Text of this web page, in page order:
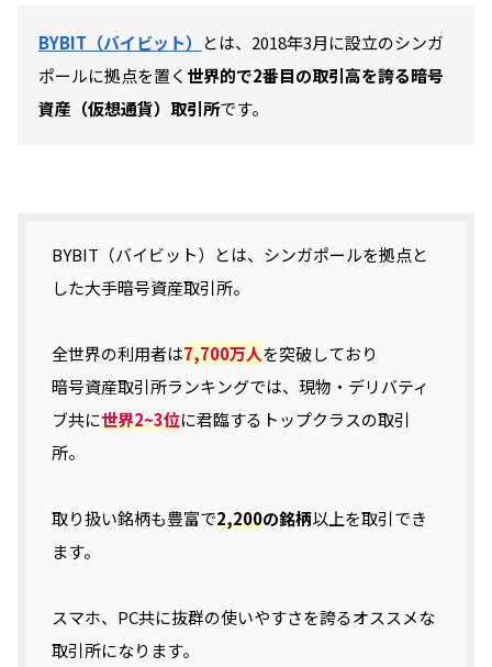
BYBIT（バイビット）
とは、2018年3月に設立のシンガ
ポールに拠点を置く 世界的で2番目の取引高を誇る暗号
資産（仮想通貨）取引所です。
BYBIT（バイビット）とは、シンガポールを拠点と
した大手暗号資産取引所。
全世界の利用者は7,700万人を突破しており
暗号資産取引所ランキングでは、現物・デリバティ
ブ共に世界2~3位に君臨するトップクラスの取引
所。
取り扱い銘柄も豊富で2,200の銘柄以上を取引でき
ます。
スマホ、PC共に抜群の使いやすさを誇るオススメな
取引所になります。